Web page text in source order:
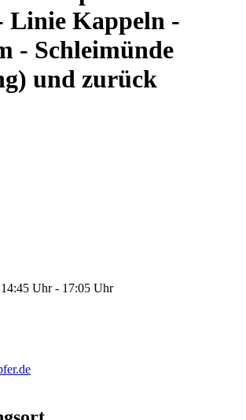
Linie Kappeln -
- Schleimünde
und zurück
Uhr - 17:05 Uhr